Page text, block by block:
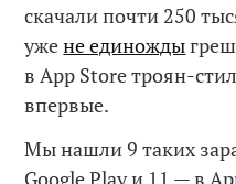
скачали почти 250
ужене единожды
в App Store троян-
впервые.
Мы нашли 9 таких
Google Play и 11 — в